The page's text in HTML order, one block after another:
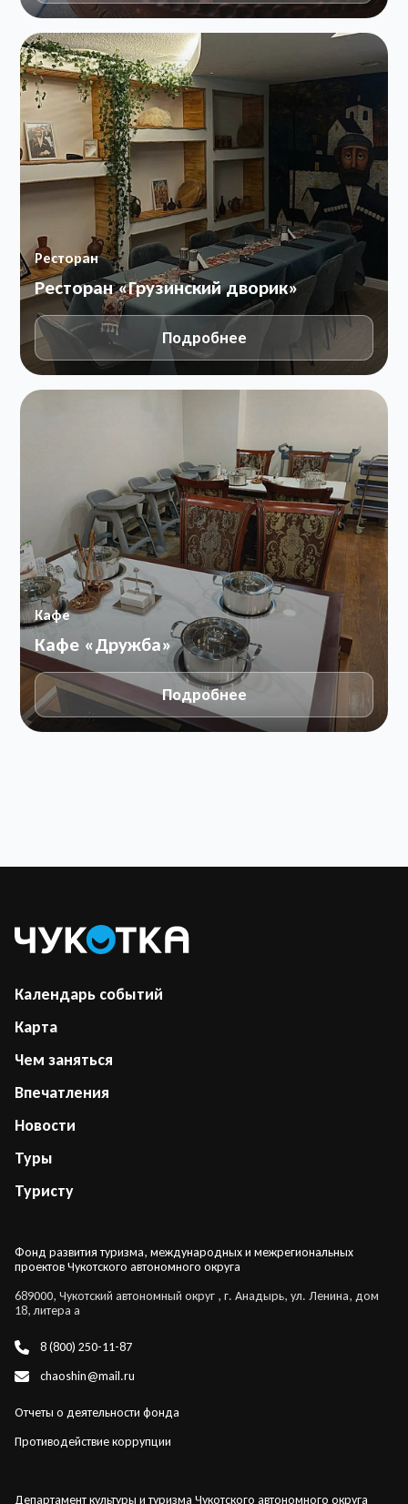
Ресторан
Ресторан «Грузинский дворик»
Подробнее
Кафе
Кафе «Дружба»
Подробнее
Календарь событий
Карта
Чем заняться
Впечатления
Новости
Туры
Туристу
Фонд развития туризма, международных и межрегиональных
проектов Чукотского автономного округа
689000, Чукотский автономный округ , г. Анадырь, ул. Ленина, дом
18, литера а
8 (800) 250-11-87
chaoshin@mail.ru
Отчеты о деятельности фонда
Противодействие коррупции
Департамент культуры и туризма Чукотского автономного округа